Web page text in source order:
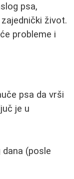
psa,
život.
probleme i
psa da vrši
je u
(posle